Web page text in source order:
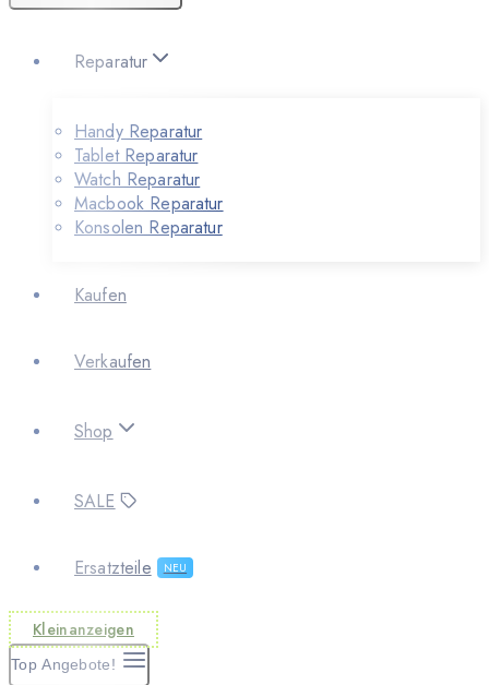
Reparatur
Handy Reparatur
Tablet Reparatur
Watch Reparatur
Macbook Reparatur
Konsolen Reparatur
Kaufen
Verkaufen
Shop
SALE
Ersatzteile NEU
Kleinanzeigen
Top Angebote!